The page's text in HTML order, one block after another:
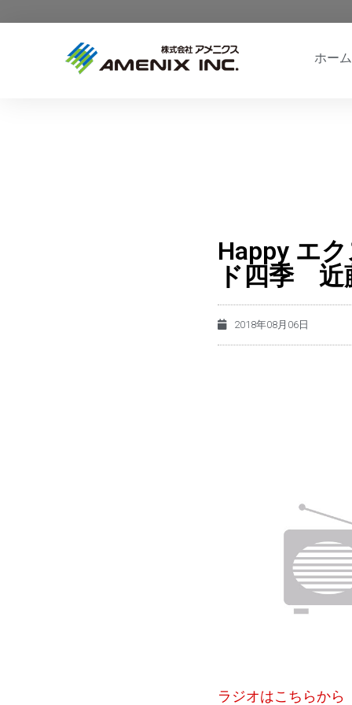
ホーム
Happy エ
ド四季 近
2018年08月06日
ラジオはこちらから